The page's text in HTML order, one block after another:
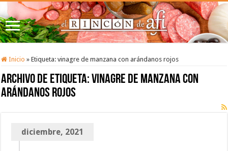
Inicio » Etiqueta:vinagre de manzana con arándanos rojos
Archivo de etiqueta:vinagre de manzana con
arándanos rojos
diciembre, 2021